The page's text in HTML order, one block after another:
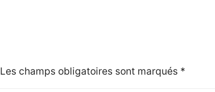
Les champs obligatoires sont marqués *